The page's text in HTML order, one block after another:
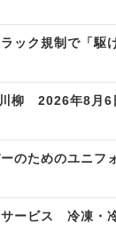
柳 2026年8月6
のためのユニフ